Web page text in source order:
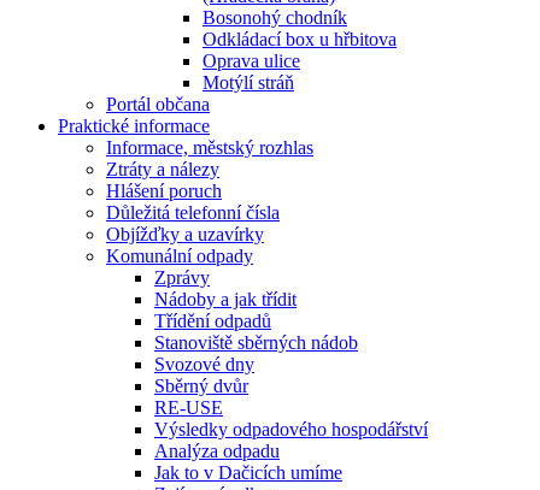
Bosonohý chodník
Odkládací box u hřbitova
Oprava ulice
Motýlí stráň
Portál občana
Praktické informace
Informace, městský rozhlas
Ztráty a nálezy
Hlášení poruch
Důležitá telefonní čísla
Objížďky a uzavírky
Komunální odpady
Zprávy
Nádoby a jak třídit
Třídění odpadů
Stanoviště sběrných nádob
Svozové dny
Sběrný dvůr
RE-USE
Výsledky odpadového hospodářství
Analýza odpadu
Jak to v Dačicích umíme